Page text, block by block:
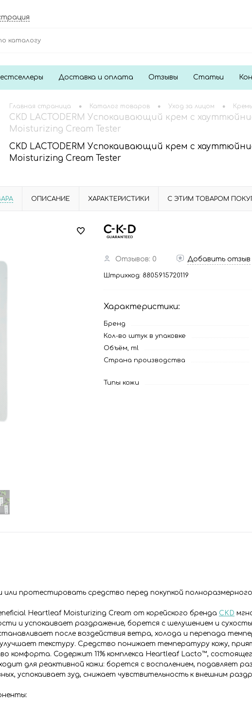
Доставка и оплата Отзывы Статьи
Главная страница • Каталог товаров • Уход за лицом •
CKD LACTODERM Успокаивающий крем с
Moisturizing Cream Tester
CKD LACTODERM Успокаивающий крем с
Moisturizing Cream Tester
ОПИСАНИЕ ХАРАКТЕРИСТИКИ С ЭТИМ ТОВАРОМ
Отзывов: 0 Добавить отзыв
Штрихкод: 8805915720119
Характеристики:
Бренд
Кол-во штук в упаковке
Объём, ml
Страна производства
Типы кожи
или протестировать средство перед покупкой
Heartleaf Moisturizing Cream от корейского бренда CKD
и успокаивает раздражение, борется с шелушением и
после воздействия ветра, холода и перепада
текстуру. Средство понижает температуру кожу,
комфорта. Содержит 11% комплекса Heartleaf Lacto™,
для реактивной кожи: борется с воспалением, подавляет
успокаивает зуд, снижает чувствительность к внешним